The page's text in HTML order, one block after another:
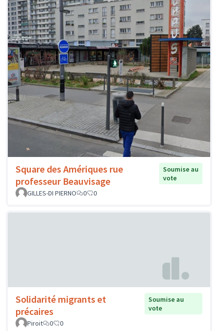
Square des Amériques rue
professeur Beauvisage
Soumise au
vote
GILLES-DI PIERNO
0 0
Solidarité migrants et
précaires
Soumise au
vote
Piroit
0 0